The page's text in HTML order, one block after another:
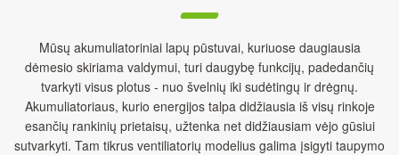
Mūsų akumuliatoriniai lapų pūstuvai, kuriuose daugiausia
dėmesio skiriama valdymui, turi daugybę funkcijų, padedančių
tvarkyti visus plotus - nuo švelnių iki sudėtingų ir drėgnų.
Akumuliatoriaus, kurio energijos talpa didžiausia iš visų rinkoje
esančių rankinių prietaisų, užtenka net didžiausiam vėjo gūsiui
sutvarkyti. Tam tikrus ventiliatorių modelius galima įsigyti taupymo